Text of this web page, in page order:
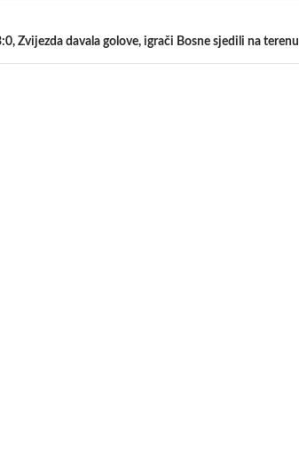
Zvijezda davala golove, igrači Bosne sjedili na terenu